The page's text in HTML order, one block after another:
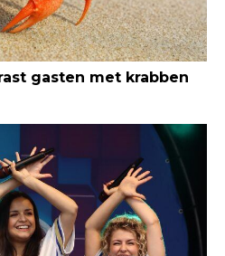
gasten met krabben